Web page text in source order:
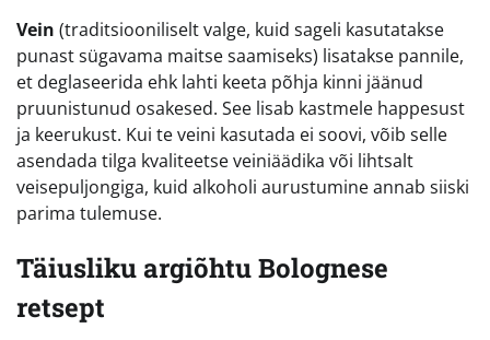
Vein (traditsiooniliselt valge, kuid sageli kasutatakse
punast sügavama maitse saamiseks) lisatakse pannile,
et deglaseerida ehk lahti keeta põhja kinni jäänud
pruunistunud osakesed. See lisab kastmele happesust
ja keerukust. Kui te veini kasutada ei soovi, võib selle
asendada tilga kvaliteetse veiniäädika või lihtsalt
veisepuljongiga, kuid alkoholi aurustumine annab siiski
parima tulemuse.
Täiusliku argiõhtu Bolognese
retsept